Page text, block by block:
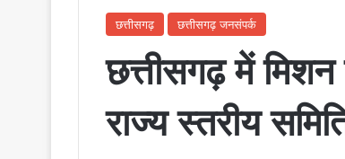
छत्तीसगढ़ छत्तीसगढ़ जनसंपर्क
छत्तीसगढ़ में
राज्य स्तरीय